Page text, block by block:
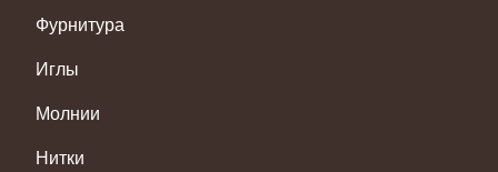
Фурнитура
Иглы
Молнии
Нитки